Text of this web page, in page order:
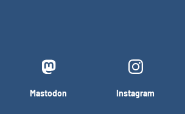
Mastodon Instagram